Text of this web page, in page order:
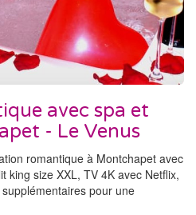
avec spa et
- Le Venus
romantique à Montchapet avec
king size XXL, TV 4K avec Netflix,
pour une